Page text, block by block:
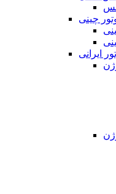
چینی
ایرانی